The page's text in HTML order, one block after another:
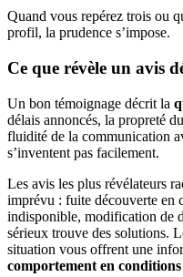
Quand vous repérez trois ou
profil, la prudence s’impose.
Ce que révèle un avis
Un bon témoignage décrit la
délais annoncés, la propreté
fluidité de la communication
s’inventent pas facilement.
Les avis les plus révélateurs
imprévu : fuite découverte en
indisponible, modification de
sérieux trouve des solutions.
situation vous offrent une
comportement en conditions